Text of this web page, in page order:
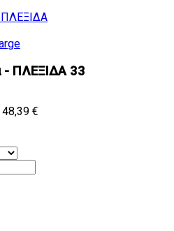
- ΠΛΕΞΙΔΑ 33
48,39 €